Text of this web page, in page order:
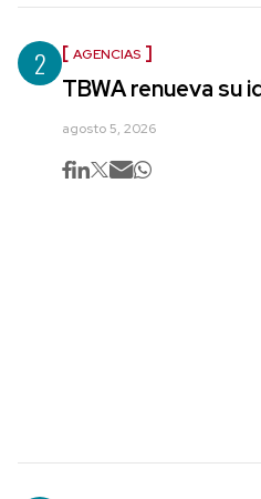
2 AGENCIAS
TBWA renueva su
agosto 5, 2026